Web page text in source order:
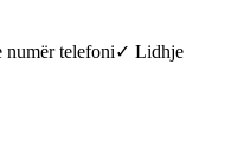
telefoni✓ Lidhje